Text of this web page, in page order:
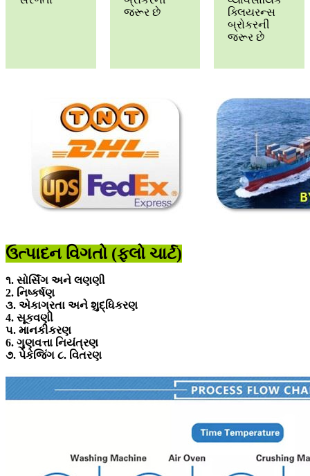
જરૂર છે
ક્લિયરન્સ
બ્રોકરની
જરૂર છે
ઉત્પાદન વિગતો (ફ્લો ચાર્ટ)
૧. સોર્સિંગ અને લણણી
2. નિષ્કર્ષણ
૩. એકાગ્રતા અને શુદ્ધિકરણ
4. સૂકવણી
૫. માનકીકરણ
6. ગુણવત્તા નિયંત્રણ
૭. પેકેજિંગ ૮. વિતરણ